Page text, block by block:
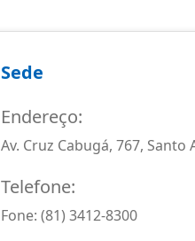
Sede
Endereço:
Av. Cruz Cabugá, 767, Santo
Telefone:
Fone: (81) 3412-8300